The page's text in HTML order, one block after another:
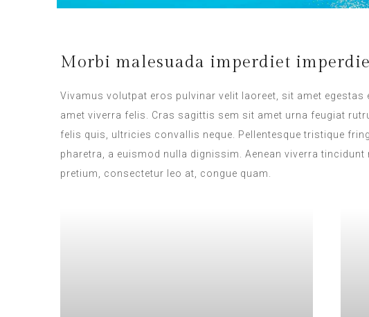
Morbi malesuada imperdiet
Vivamus volutpat eros pulvinar velit laoreet, sit amet
amet viverra felis. Cras sagittis sem sit amet urna feugiat
felis quis, ultricies convallis neque. Pellentesque tristique
pharetra, a euismod nulla dignissim. Aenean viverra
pretium, consectetur leo at, congue quam.